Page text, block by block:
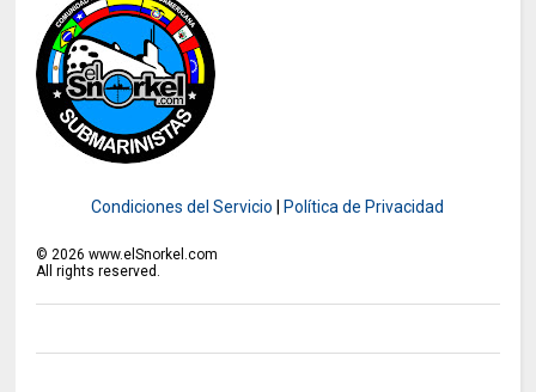
Condiciones del Servicio Política de Privacidad
©2026 www.elSnorkel.com
All rights reserved.